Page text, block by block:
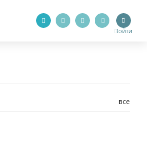
Войти
все